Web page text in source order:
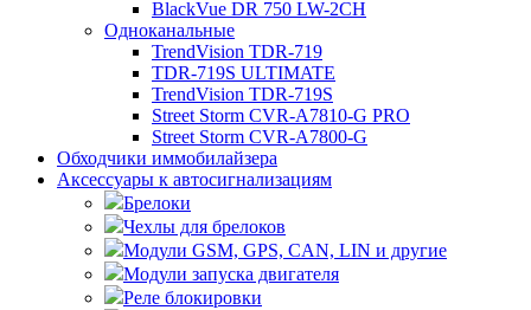
BlackVue DR 750 LW-2CH
Одноканальные
TrendVision TDR-719
TDR-719S ULTIMATE
TrendVision TDR-719S
Street Storm CVR-A7810-G PRO
Street Storm CVR-A7800-G
Обходчики иммобилайзера
Аксессуары к автосигнализациям
Брелоки
Чехлы для брелоков
Модули GSM, GPS, CAN, LIN и другие
Модули запуска двигателя
Реле блокировки